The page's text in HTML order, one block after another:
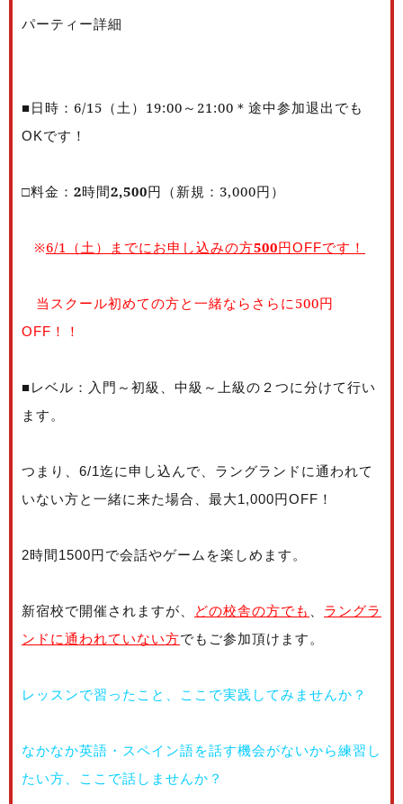
パーティー詳細
■日時：6/15（土）19:00～21:00 ＊ 途中参加退出でも
OKです！
□料金： 2時間2,500円（新規：3,000円）
※6/1（土）までにお申し込みの方500円OFFです！
当スクール初めての方と一緒ならさらに500円
OFF ！！
■レベル：入門～初級、中級～上級の２つに分けて行い
ます。
つまり、6/1迄に申し込んで、ラングランドに通われて
いない方と一緒に来た場合、最大1,000円OFF！
2時間1500円で会話やゲームを楽しめます。
新宿校で開催されますが、 どの校舎の方でも
ラングラ
ンドに通われていない方でもご参加頂けます。
レッスンで習ったこと、ここで実践してみませんか？
なかなか英語・スペイン語を話す機会がないから練習し
たい方、ここで話しませんか？